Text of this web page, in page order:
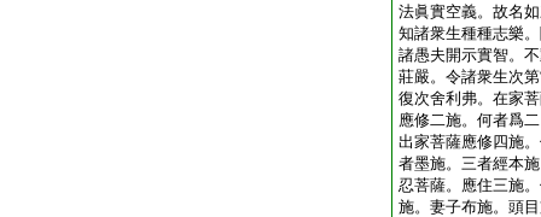
法眞實空義。故名
知諸衆生種種志樂
諸愚夫開示實智。
莊嚴。令諸衆生次
復次舍利弗。在家
應修二施。何者爲
出家菩薩應修四施
者墨施。三者經本
忍菩薩。應住三施
施。妻子布施。頭